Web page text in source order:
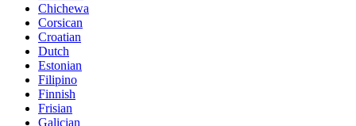
Chichewa
Corsican
Croatian
Dutch
Estonian
Filipino
Finnish
Frisian
Galician